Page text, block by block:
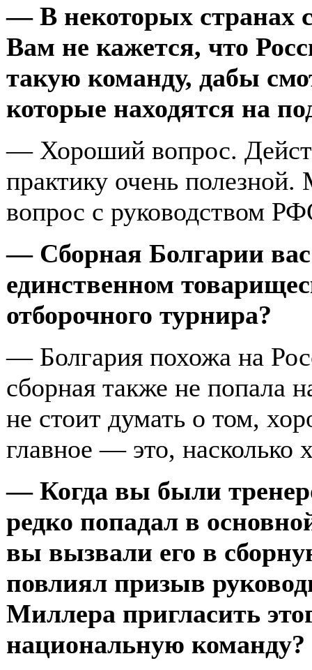
— В некоторых странах
Вам не кажется, что
такую команду, дабы
которые находятся на
— Хороший вопрос.
практику очень
вопрос с руководством
— Сборная Болгарии вас
единственном
отборочного турнира?
— Болгария похожа на
сборная также не попала
не стоит думать о том,
главное — это,
— Когда вы были
редко попадал в
вы вызвали его в
повлиял призыв
Миллера пригласить
национальную команду?